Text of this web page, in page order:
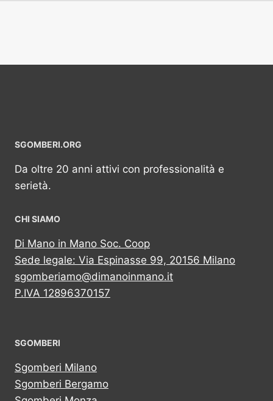
SGOMBERI.ORG
Da oltre 20 anni attivi con professionalità e
serietà.
CHI SIAMO
Di Mano in Mano Soc. Coop
Sede legale: Via Espinasse 99, 20156 Milano
sgomberiamo@dimanoinmano.it
P.IVA 12896370157
SGOMBERI
Sgomberi Milano
Sgomberi Bergamo